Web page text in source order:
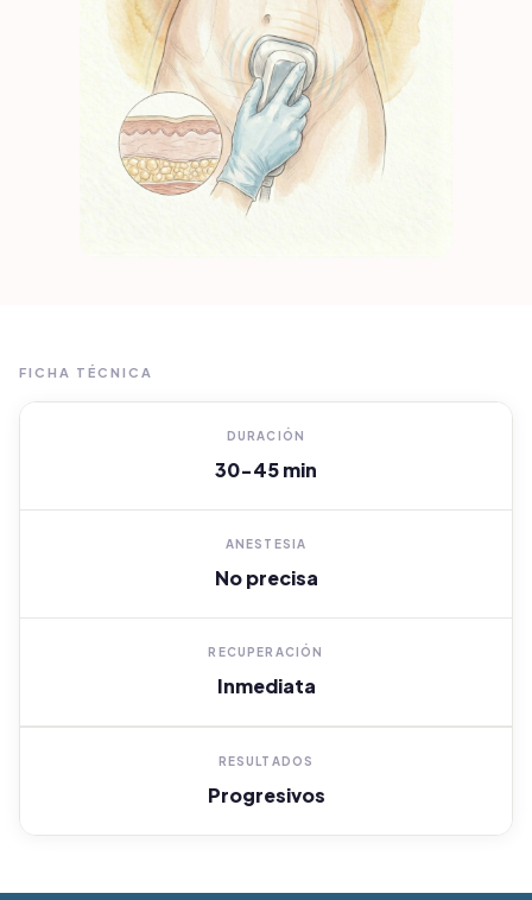
FICHA TÉCNICA
DURACIÓN
30-45 min
ANESTESIA
No precisa
RECUPERACIÓN
Inmediata
RESULTADOS
Progresivos